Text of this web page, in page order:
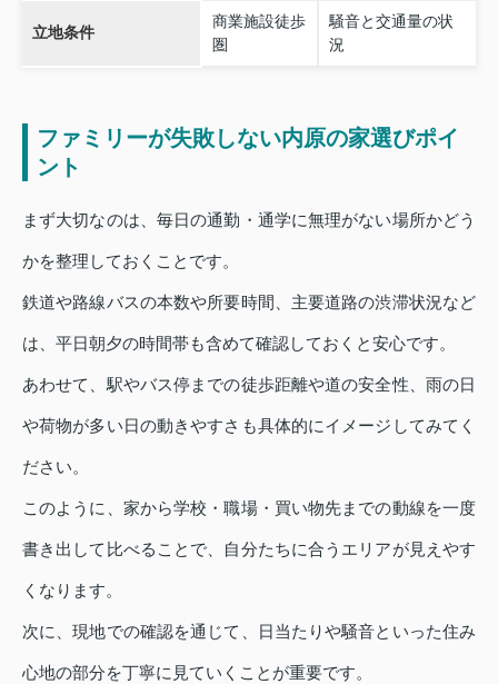
立地条件
商業施設徒歩
圏
騒音と交通量の状
況
ファミリーが失敗しない内原の家選びポイ
ント
まず大切なのは、毎日の通勤・通学に無理がない場所かどう
かを整理しておくことです。
鉄道や路線バスの本数や所要時間、主要道路の渋滞状況など
は、平日朝夕の時間帯も含めて確認しておくと安心です。
あわせて、駅やバス停までの徒歩距離や道の安全性、雨の日
や荷物が多い日の動きやすさも具体的にイメージしてみてく
ださい。
このように、家から学校・職場・買い物先までの動線を一度
書き出して比べることで、自分たちに合うエリアが見えやす
くなります。
次に、現地での確認を通じて、日当たりや騒音といった住み
心地の部分を丁寧に見ていくことが重要です。